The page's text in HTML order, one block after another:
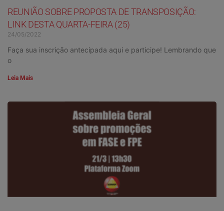
REUNIÃO SOBRE PROPOSTA DE TRANSPOSIÇÃO:
LINK DESTA QUARTA-FEIRA (25)
24/05/2022
Faça sua inscrição antecipada aqui e participe! Lembrando que
o
Leia Mais